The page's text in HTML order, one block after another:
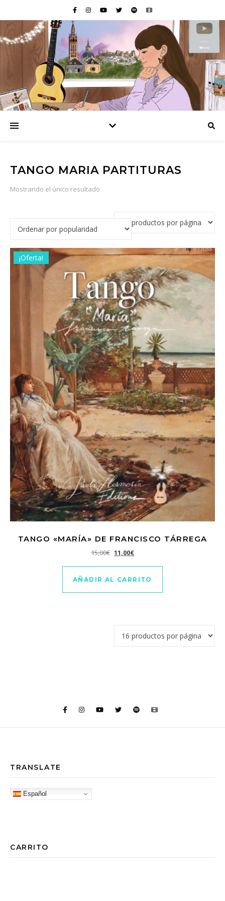
TANGO MARIA PARTITURAS
Mostrando el único resultado
¡Oferta!
TANGO «MARÍA» DE FRANCISCO TÁRREGA
15,00€ El precio original era: 15,00€.
11,00€El precio actual es: 11,00€.
AÑADIR AL CARRITO
TRANSLATE
Español
CARRITO